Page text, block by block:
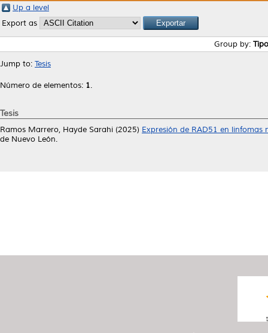
Up a level
Export as
Group by:
Jump to: Tesis
Número de elementos: 1.
Tesis
Ramos Marrero, Hayde Sarahi (2025) Expresión de RAD51 en linfomas
de Nuevo León.